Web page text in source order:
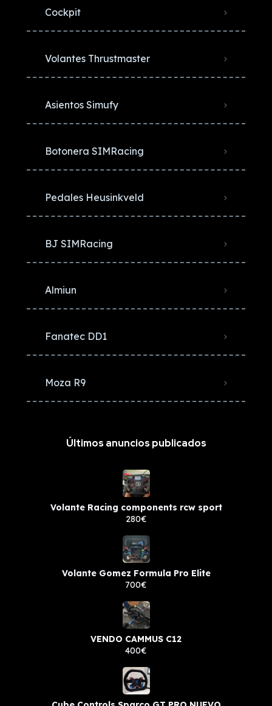
Cockpit
Volantes Thrustmaster
Asientos Simufy
Botonera SIMRacing
Pedales Heusinkveld
BJ SIMRacing
Almiun
Fanatec DD1
Moza R9
Últimos anuncios publicados
Volante Racing components rcw sport
280€
Volante Gomez Formula Pro Elite
700€
VENDO CAMMUS C12
400€